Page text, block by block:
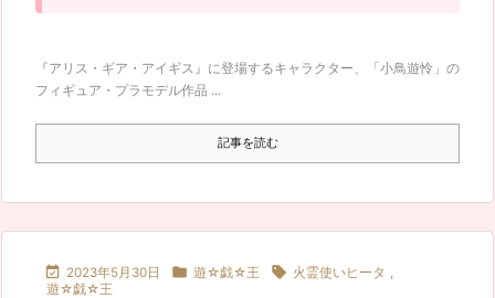
『アリス・ギア・アイギス』に登場するキャラクター、「小鳥遊怜」の
フィギュア・プラモデル作品 ...
記事を読む
 2023年5月30日  遊☆戯☆王  火霊使いヒータ ,
遊☆戯☆王